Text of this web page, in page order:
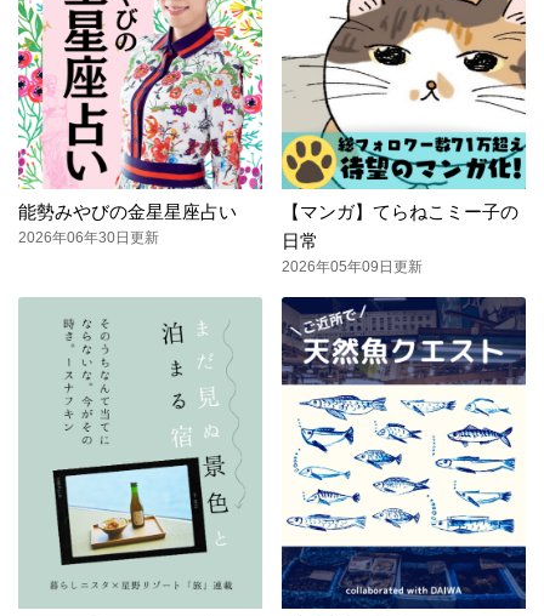
能勢みやびの金星星座占い
2026年06年30日更新
【マンガ】てらねこミー子の
日常
2026年05年09日更新